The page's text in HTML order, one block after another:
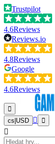
Trustpilot
4.6Reviews
Reviews.io
4.8Reviews
Google
4.6Reviews
cs USD